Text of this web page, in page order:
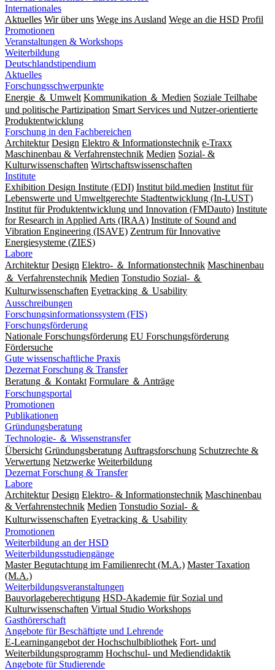
Internationales
Aktuelles Wir über uns Wege ins Ausland Wege an die HSD Profil
Promotionen
Veranstaltungen & Workshops
Weiterbildung
Deutschlandstipendium
Aktuelles
Forschungsschwerpunkte
Energie ＆ Umwelt Kommunikation ＆ Medien Soziale Teilhabe
und politische Partizipation Smart Services und Nutzer-orientierte
Produktentwicklung
Forschung in den Fachbereichen
Architektur Design Elektro & Informationstechnik e-Traxx
Maschinenbau & Verfahrenstechnik Medien Sozial- &
Kulturwissenschaften Wirtschaftswissenschaften
Institute
Exhibition Design Institute (EDI) Institut bild.medien Institut für
Lebenswerte und Umweltgerechte Stadtentwicklung (In-LUST)
Institut für Produktentwicklung und Innovation (FMDauto) Institute
for Research in Applied Arts (IRAA) Institute of Sound and
Vibration Engineering (ISAVE) Zentrum für Innovative
Energiesysteme (ZIES)
Labore
Architektur Design Elektro- ＆ Informationstechnik Maschinenbau
＆ Verfahrenstechnik Medien Tonstudio Sozial- ＆
Kulturwissenschaften Eyetracking ＆ Usability
Ausschreibungen
Forschungsinformationssystem (FIS)
Forschungsförderung
Nationale Forschungsförderung EU Forschungsförderung
Fördersuche
Gute wissenschaftliche Praxis
Dezernat Forschung & Transfer
Beratung ＆ Kontakt Formulare ＆ Anträge
Forschungsportal
Promotionen
Publikationen
Gründungsberatung
Technologie- ＆ Wissenstransfer
Übersicht Gründungsberatung Auftragsforschung Schutzrechte &
Verwertung Netzwerke Weiterbildung
Dezernat Forschung & Transfer
Labore
Architektur Design Elektro- & Informationstechnik Maschinenbau
& Verfahrenstechnik Medien Tonstudio Sozial- ＆
Kulturwissenschaften Eyetracking ＆ Usability
Promotionen
Weiterbildung an der HSD
Weiterbildungsstudiengänge
Master Begutachtung im Familienrecht (M.A.) Master Taxation
(M.A.)
Weiterbildungsveranstaltungen
Bauvorlageberechtigung HSD-Akademie für Sozial und
Kulturwissenschaften Virtual Studio Workshops
Gasthörerschaft
Angebote für Beschäftigte und Lehrende
E-Learningangebot der Hochschulbibliothek Fort- und
Weiterbildungsprogramm Hochschul- und Mediendidaktik
Angebote für Studierende